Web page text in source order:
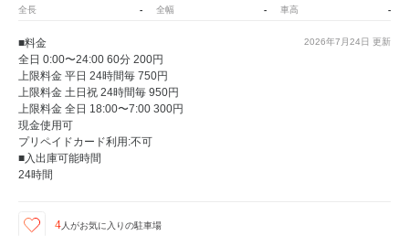
全長 - 全幅 - 車高 -
2026年7月24日 更新
■料金
全日 0:00〜24:00 60分 200円
上限料金 平日 24時間毎 750円
上限料金 土日祝 24時間毎 950円
上限料金 全日 18:00〜7:00 300円
現金使用可
プリペイドカード利用:不可
■入出庫可能時間
24時間
4人がお気に入りの駐車場